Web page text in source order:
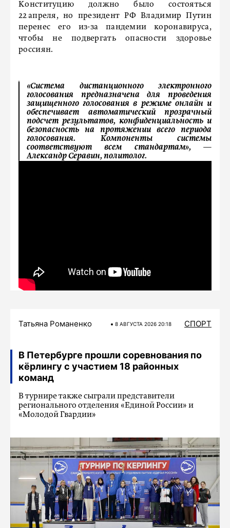
Конституцию должно было состояться
22 апреля, но президент РФ Владимир Путин
перенес его из-за пандемии коронавируса,
чтобы не подвергать опасности здоровье
россиян.
«Система дистанционного электронного
голосования предназначена для проведения
защищенного голосования в режиме онлайн и
обеспечивает автоматический прозрачный
подсчет результатов, конфиденциальность и
безопасность на протяжении всего периода
голосования. Компоненты системы
соответствуют всем стандартам», —
Александр Серавин, политолог.
Татьяна Романенко 8 АВГУСТА 2026 20:18 СПОРТ
В Петербурге прошли соревнования по
кёрлингу с участием 18 районных
команд
В турнире также сыграли представители
регионального отделения «Единой России» и
«Молодой Гвардии»